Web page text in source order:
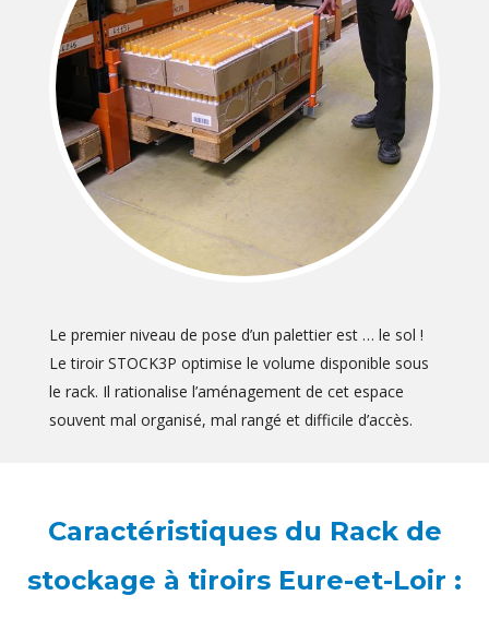
Le premier niveau de pose d’un palettier est … le sol !
Le tiroir STOCK3P optimise le volume disponible sous
le rack. Il rationalise l’aménagement de cet espace
souvent mal organisé, mal rangé et difficile d’accès.
Caractéristiques du Rack de
stockage à tiroirs Eure-et-Loir :